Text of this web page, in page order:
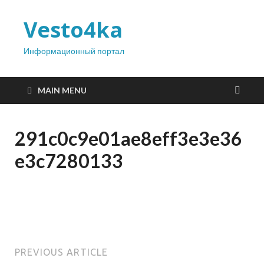
Vesto4ka
Информационный портал
MAIN MENU
291c0c9e01ae8eff3e3e36
e3c7280133
PREVIOUS ARTICLE